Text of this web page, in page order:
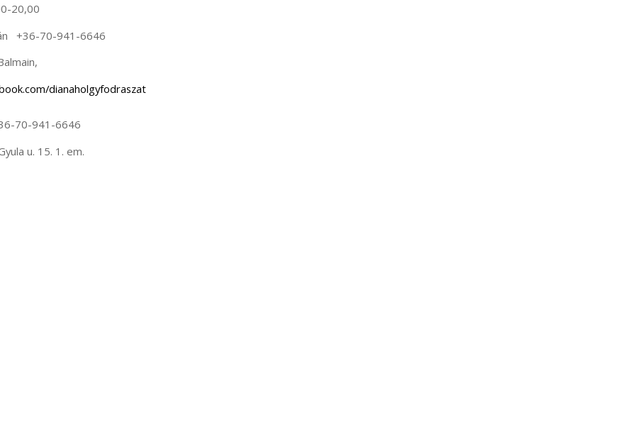
20,00
+36-70-941-6646
dianaholgyfodraszat
70-941-6646
u. 15. 1. em.